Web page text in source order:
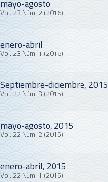
mayo-agosto
Vol. 23 Núm. 2 (2016)
enero-abril
Vol. 23 Núm. 1 (2016)
Septiembre-diciembre, 2015
Vol. 22 Núm. 3 (2015)
mayo-agosto, 2015
Vol. 22 Núm. 2 (2015)
enero-abril, 2015
Vol. 22 Núm. 1 (2015)